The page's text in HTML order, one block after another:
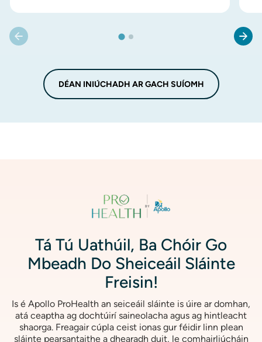
DÉAN INIÚCHADH AR GACH SUÍOMH
Tá Tú Uathúil, Ba Chóir Go
Mbeadh Do Sheiceáil Sláinte
Freisin!
Is é Apollo ProHealth an seiceáil sláinte is úire ar domhan,
atá ceaptha ag dochtúirí saineolacha agus ag hintleacht
shaorga. Freagair cúpla ceist ionas gur féidir linn plean
sláinte pearsantaithe a dhearadh duit, le comhairliúcháin